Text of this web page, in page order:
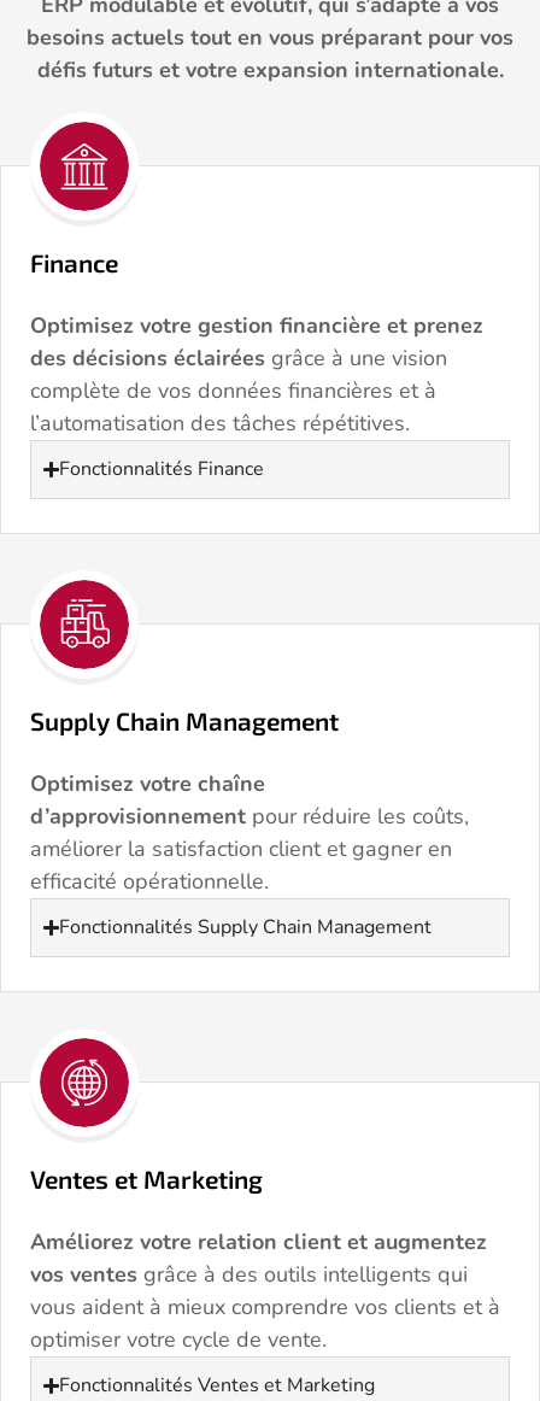
besoins actuels tout en vous préparant pour vos
défis futurs et votre expansion internationale.
Finance
Optimisez votre gestion financière et prenez
des décisions éclairées grâce à une vision
complète de vos données financières et à
l’automatisation des tâches répétitives.
Fonctionnalités Finance
Supply Chain Management
Optimisez votre chaîne
d’approvisionnement pour réduire les coûts,
améliorer la satisfaction client et gagner en
efficacité opérationnelle.
Fonctionnalités Supply Chain Management
Ventes et Marketing
Améliorez votre relation client et augmentez
vos ventes grâce à des outils intelligents qui
vous aident à mieux comprendre vos clients et à
optimiser votre cycle de vente.
Fonctionnalités Ventes et Marketing